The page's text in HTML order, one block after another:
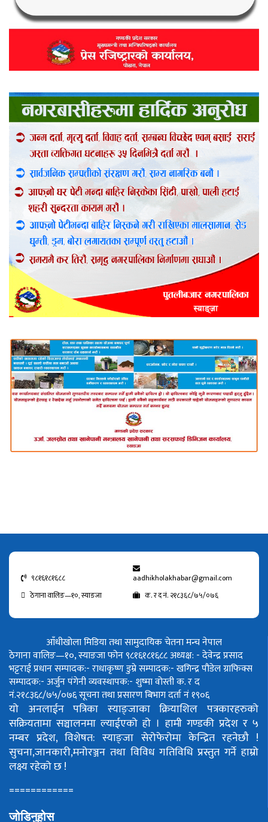
९८१६१८१६८८
aadhikholakhabar@gmail.com
ठेगाना वालिङ—१०, स्याङजा
क. र द नं. २१८३६८/७५/०७६
आँधीखोला मिडिया तथा सामुदायिक चेतना मन्च नेपाल
ठेगाना वालिङ—१०, स्याङजा फोन ९८१६१८१६८८अध्यक्ष: - देवेन्द्र प्रसाद
भट्टराईप्रधान सम्पादक:- राधाकृष्ण डुम्रेसम्पादक:- खगिन्द्र पौडेलग्राफिक्स
सम्पादक:- अर्जुन पंगेनीव्यवस्थापक:- शुष्मा वोस्तीक. र द
नं.२१८३६८/७५/०७६सूचना तथा प्रसारण बिभाग दर्ता नं १९०६
यो अनलाईन पत्रिका स्याङ्जाका क्रियाशिल पत्रकारहरुको
सक्रियतामा सञ्चालनमा ल्याईएको हो । हामी गण्डकी प्रदेश र ५
नम्बर प्रदेश, विशेषत: स्याङ्जा सेरोफेरोमा केन्द्रित रहनेछौ !
सुचना,जानकारी,मनोरञ्जन तथा विविध गतिविधि प्रस्तुत गर्ने हाम्रो
लक्ष्य रहेको छ !
============
जोडिनुहोस